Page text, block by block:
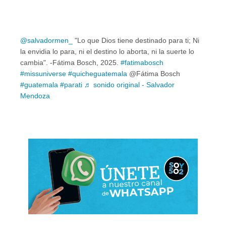
@salvadormen_
"Lo que Dios tiene destinado para ti; Ni
la envidia lo para, ni el destino lo aborta, ni la suerte lo
cambia". -Fátima Bosch, 2025. #fatimabosch
#missuniverse #quicheguatemala @Fátima Bosch
#guatemala #parati ♬ sonido original - Salvador
Mendoza